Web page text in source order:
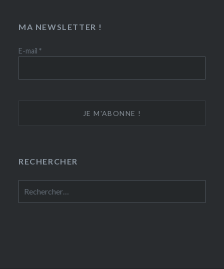
MA NEWSLETTER !
E-mail*
RECHERCHER